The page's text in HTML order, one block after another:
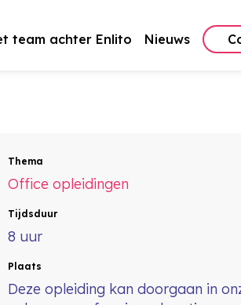
team achter Enlito Nieuws
Thema
Office opleidingen
Tijdsduur
8 uur
Plaats
Deze opleiding kan doorgaan in